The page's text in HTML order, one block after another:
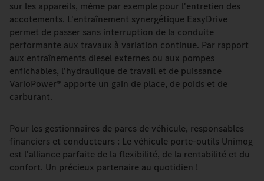
sur les appareils, même par exemple pour l'entretien des
accotements. L'entraînement synergétique EasyDrive
permet de passer sans interruption de la conduite
performante aux travaux à variation continue. Par rapport
aux entraînements diesel externes ou aux pompes
enfichables, l'hydraulique de travail et de puissance
VarioPower® apporte un gain de place, de poids et de
carburant.
Pour les gestionnaires de parcs de véhicule, responsables
financiers et conducteurs : Le véhicule porte-outils Unimog
est l'alliance parfaite de la flexibilité, de la rentabilité et du
confort. Un précieux partenaire au quotidien !